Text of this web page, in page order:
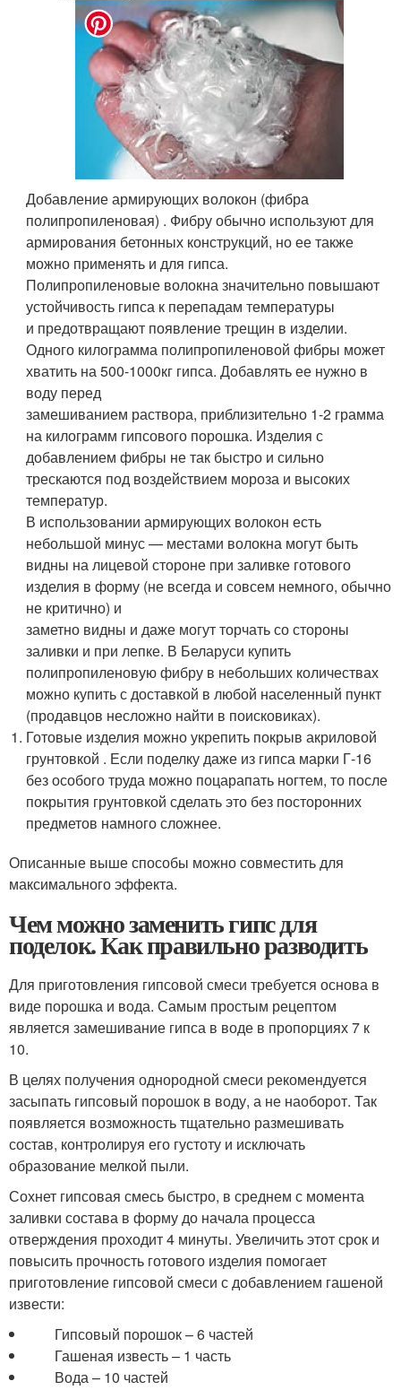
Добавление армирующих волокон (фибра
полипропиленовая) . Фибру обычно используют для
армирования бетонных конструкций, но ее также
можно применять и для гипса.
Полипропиленовые волокна значительно повышают
устойчивость гипса к перепадам температуры
и предотвращают появление трещин в изделии.
Одного килограмма полипропиленовой фибры может
хватить на 500-1000кг гипса. Добавлять ее нужно в
воду перед
замешиванием раствора, приблизительно 1-2 грамма
на килограмм гипсового порошка. Изделия с
добавлением фибры не так быстро и сильно
трескаются под воздействием мороза и высоких
температур.
В использовании армирующих волокон есть
небольшой минус — местами волокна могут быть
видны на лицевой стороне при заливке готового
изделия в форму (не всегда и совсем немного, обычно
не критично) и
заметно видны и даже могут торчать со стороны
заливки и при лепке. В Беларуси купить
полипропиленовую фибру в небольших количествах
можно купить с доставкой в любой населенный пункт
(продавцов несложно найти в поисковиках).
Готовые изделия можно укрепить покрыв акриловой
грунтовкой . Если поделку даже из гипса марки Г-16
без особого труда можно поцарапать ногтем, то после
покрытия грунтовкой сделать это без посторонних
предметов намного сложнее.
Описанные выше способы можно совместить для
максимального эффекта.
Чем можно заменить гипс для
поделок. Как правильно разводить
Для приготовления гипсовой смеси требуется основа в
виде порошка и вода. Самым простым рецептом
является замешивание гипса в воде в пропорциях 7 к
10.
В целях получения однородной смеси рекомендуется
засыпать гипсовый порошок в воду, а не наоборот. Так
появляется возможность тщательно размешивать
состав, контролируя его густоту и исключать
образование мелкой пыли.
Сохнет гипсовая смесь быстро, в среднем с момента
заливки состава в форму до начала процесса
отверждения проходит 4 минуты. Увеличить этот срок и
повысить прочность готового изделия помогает
приготовление гипсовой смеси с добавлением гашеной
извести:
Гипсовый порошок – 6 частей
Гашеная известь – 1 часть
Вода – 10 частей